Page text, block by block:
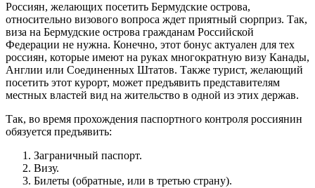
Россиян, желающих посетить Бермудские острова,
относительно визового вопроса ждет приятный сюрприз. Так,
виза на Бермудские острова гражданам Российской
Федерации не нужна. Конечно, этот бонус актуален для тех
россиян, которые имеют на руках многократную визу Канады,
Англии или Соединенных Штатов. Также турист, желающий
посетить этот курорт, может предъявить представителям
местных властей вид на жительство в одной из этих держав.
Так, во время прохождения паспортного контроля россиянин
обязуется предъявить:
Заграничный паспорт.
Визу.
Билеты (обратные, или в третью страну).